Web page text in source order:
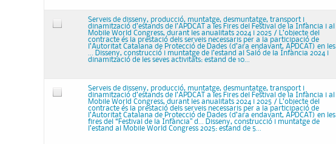
Serveis de disseny, producció, muntatge, desmuntatge, transport i
dinamització d’estands de l’APDCAT a les Fires del Festival de la Infància i al
Mobile World Congress, durant les anualitats 2024 i 2025 / L’objecte del
contracte és la prestació dels serveis necessaris per a la participació de
l’Autoritat Catalana de Protecció de Dades (d’ara endavant, APDCAT) en les
... Disseny, construcció i muntatge de l’estand al Saló de la Infància 2024 i
dinamització de les seves activitats: estand de 10...
Serveis de disseny, producció, muntatge, desmuntatge, transport i
dinamització d’estands de l’APDCAT a les Fires del Festival de la Infància i al
Mobile World Congress, durant les anualitats 2024 i 2025 / L’objecte del
contracte és la prestació dels serveis necessaris per a la participació de
l’Autoritat Catalana de Protecció de Dades (d’ara endavant, APDCAT) en les
fires del “Festival de la Infància” d... Disseny, construcció i muntatge de
l’estand al Mobile World Congress 2025: estand de 5...